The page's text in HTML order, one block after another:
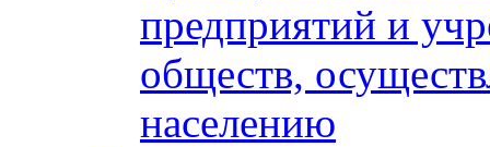
предприятий и
обществ,
населению